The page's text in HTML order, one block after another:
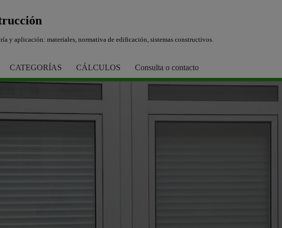
y aplicación: materiales, normativa de edificación, sistemas constructivos.
CATEGORÍAS CÁLCULOS Consulta o contacto